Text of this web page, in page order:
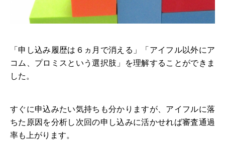
「申し込み履歴は６ヵ月で消える」「アイフル以外にア
コム、プロミスという選択肢」を理解することができま
した。
すぐに申込みたい気持ちも分かりますが、アイフルに落
ちた原因を分析し次回の申し込みに活かせれば審査通過
率も上がります。